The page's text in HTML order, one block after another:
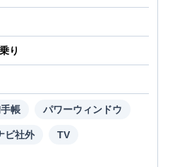
り
帳 パワーウィンドウ
ビ社外 TV